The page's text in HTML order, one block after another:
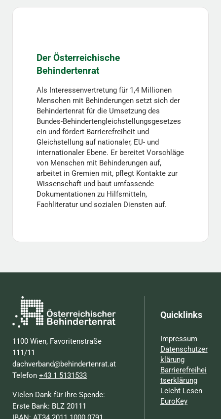
Der Österreichische
Behindertenrat
Als Interessenvertretung für 1,4 Millionen
Menschen mit Behinderungen setzt sich der
Behindertenrat für die Umsetzung des
Bundes-Behindertengleichstellungsgesetzes
ein und fördert Barrierefreiheit und
Gleichstellung auf nationaler, EU- und
internationaler Ebene. Er bereitet Vorschläge
von Menschen mit Behinderungen auf,
arbeitet in Gremien mit, pflegt Kontakte zur
Wissenschaft und baut umfassende
Dokumentationen zu Hilfsmitteln,
Fachliteratur und sozialen Diensten auf.
1100 Wien, Favoritenstraße
111/11
dachverband@behindertenrat.at
Telefon+43 1 5131533
Vielen Dank für Ihre Spende:
Erste Bank: BLZ 20111
Quicklinks
Impressum
Datenschutzer
klärung
Barrierefreihei
tserklärung
Leicht Lesen
EuroKey